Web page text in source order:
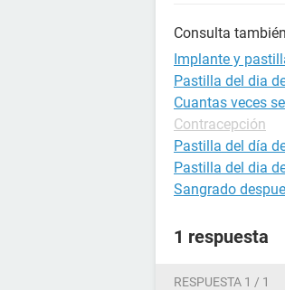
Consulta
Implante y
Pastilla del dia
Cuantas veces
Contracepción
Pastilla del día
Pastilla del dia
Sangrado
1 respuesta
RESPUESTA 1 / 1